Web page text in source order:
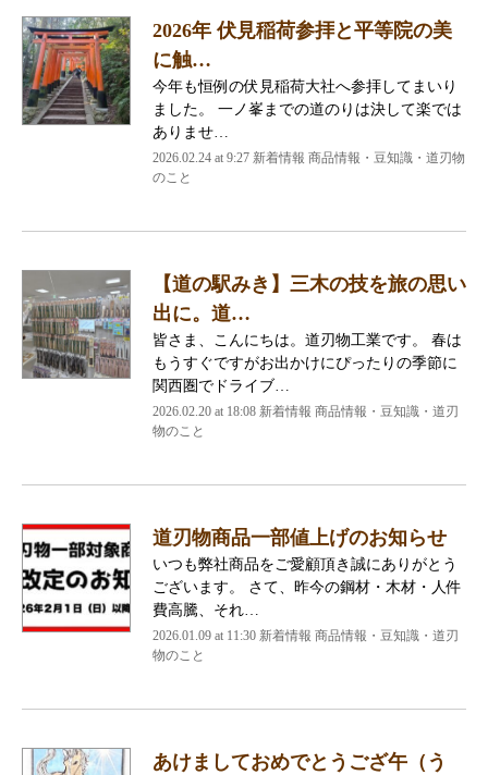
2026年 伏見稲荷参拝と平等院の美
に触…
今年も恒例の伏見稲荷大社へ参拝してまいり
ました。 一ノ峯までの道のりは決して楽では
ありませ…
2026.02.24 at 9:27 新着情報 商品情報・豆知識・道刃物
のこと
【道の駅みき】三木の技を旅の思い
出に。道…
皆さま、こんにちは。道刃物工業です。 春は
もうすぐですがお出かけにぴったりの季節に
関西圏でドライブ…
2026.02.20 at 18:08 新着情報 商品情報・豆知識・道刃
物のこと
道刃物商品一部値上げのお知らせ
いつも弊社商品をご愛顧頂き誠にありがとう
ございます。 さて、昨今の鋼材・木材・人件
費高騰、それ…
2026.01.09 at 11:30 新着情報 商品情報・豆知識・道刃
物のこと
あけましておめでとうござ午（う